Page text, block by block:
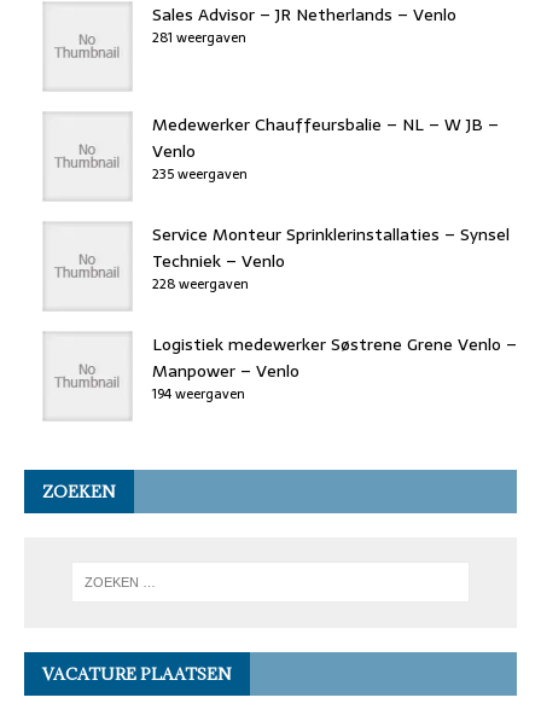
Sales Advisor – JR Netherlands – Venlo
281 weergaven
Medewerker Chauffeursbalie – NL – W JB –
Venlo
235 weergaven
Service Monteur Sprinklerinstallaties – Synsel
Techniek – Venlo
228 weergaven
Logistiek medewerker Søstrene Grene Venlo –
Manpower – Venlo
194 weergaven
ZOEKEN
VACATURE PLAATSEN